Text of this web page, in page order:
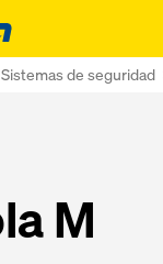
Sistemas de seguridad
M